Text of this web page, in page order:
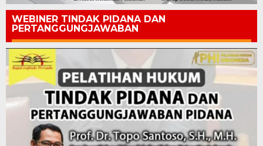
WEBINER TINDAK PIDANA DAN
PERTANGGUNGJAWABAN